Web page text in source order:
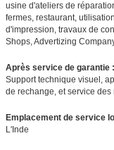
usine d'ateliers de
fermes, restaurant,
d'impression, travaux de
Shops, Advertizing
Après service de garantie :
Support technique visuel,
de rechange, et service des
Emplacement de service
L'Inde